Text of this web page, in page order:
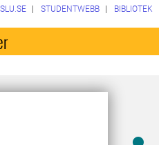
SLU.SE STUDENTWEBB BIBLIOTEK